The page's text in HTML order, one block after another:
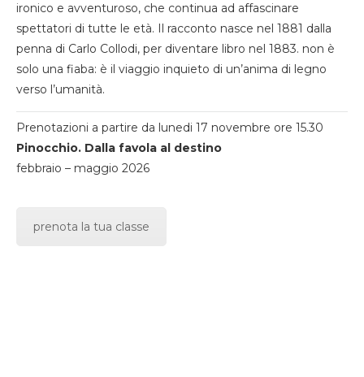
ironico e avventuroso, che continua ad affascinare
spettatori di tutte le età. Il racconto nasce nel 1881 dalla
penna di Carlo Collodi, per diventare libro nel 1883. non è
solo una fiaba: è il viaggio inquieto di un’anima di legno
verso l’umanità.
Prenotazioni a partire da lunedi 17 novembre ore 15.30
Pinocchio. Dalla favola al destino
febbraio – maggio 2026
prenota la tua classe